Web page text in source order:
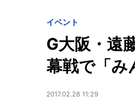
イベント
G大阪・遠
幕戦で「み
2017.02.28 11:29